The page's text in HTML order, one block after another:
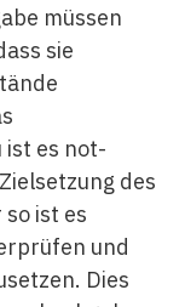
müssen
sie
ist es not­
des
ist es
und
Dies